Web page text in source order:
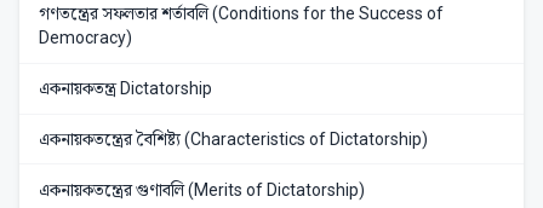
গণতন্ত্রের সফলতার শর্তাবলি (Conditions for the Success of
Democracy)
একনায়কতন্ত্র Dictatorship
একনায়কতন্ত্রের বৈশিষ্ট্য (Characteristics of Dictatorship)
একনায়কতন্ত্রের গুণাবলি (Merits of Dictatorship)